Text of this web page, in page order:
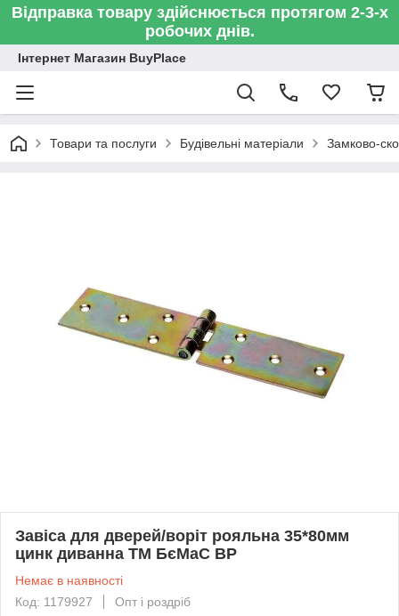
Відправка товару здійснюється протягом 2-3-х
робочих днів.
Інтернет Магазин BuyPlace
Товари та послуги Будівельні матеріали Замково-
Завіса для дверей/воріт рояльна 35*80мм
цинк диванна ТМ БєМаС BP
Немає в наявності
Код: 1179927
Опт і роздріб